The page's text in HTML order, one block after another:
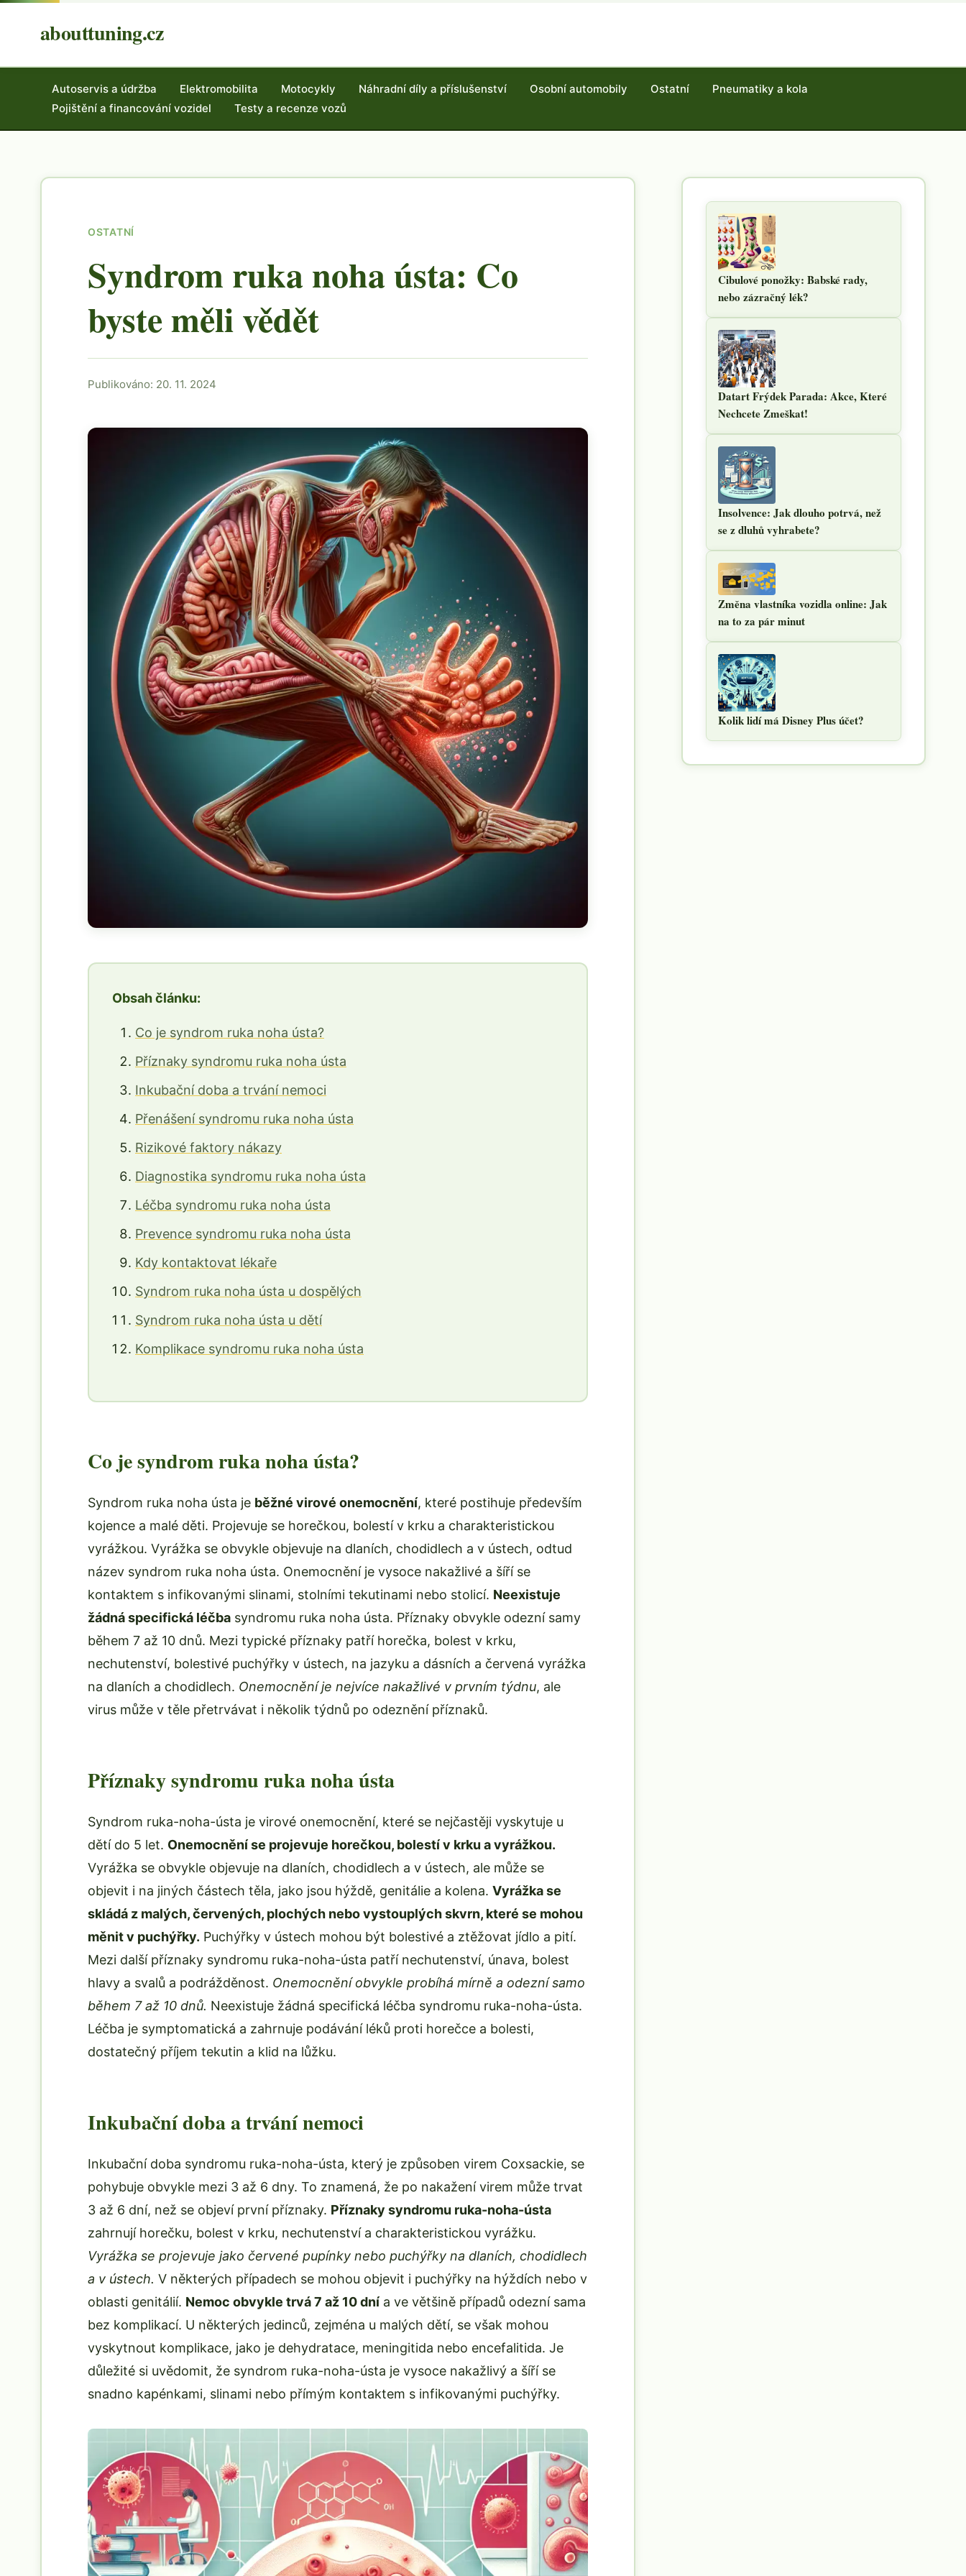
abouttuning.cz
Autoservis a údržba Elektromobilita Motocykly Náhradní díly a příslušenství Osobní automobily Ostatní
Pneumatiky a kola
Pojištění a financování vozidel
Testy a recenze vozů
OSTATNÍ
Syndrom ruka noha ústa: Co
byste měli vědět
Publikováno: 20. 11. 2024
Obsah článku:
Co je syndrom ruka noha ústa?
Příznaky syndromu ruka noha ústa
Inkubační doba a trvání nemoci
Přenášení syndromu ruka noha ústa
Rizikové faktory nákazy
Diagnostika syndromu ruka noha ústa
Léčba syndromu ruka noha ústa
Prevence syndromu ruka noha ústa
Kdy kontaktovat lékaře
Syndrom ruka noha ústa u dospělých
Syndrom ruka noha ústa u dětí
Komplikace syndromu ruka noha ústa
Co je syndrom ruka noha ústa?
Syndrom ruka noha ústa je běžné virové onemocnění, které postihuje především
kojence a malé děti. Projevuje se horečkou, bolestí v krku a charakteristickou
vyrážkou. Vyrážka se obvykle objevuje na dlaních, chodidlech a v ústech, odtud
název syndrom ruka noha ústa. Onemocnění je vysoce nakažlivé a šíří se
kontaktem s infikovanými slinami, stolními tekutinami nebo stolicí. Neexistuje
žádná specifická léčba syndromu ruka noha ústa. Příznaky obvykle odezní samy
během 7 až 10 dnů. Mezi typické příznaky patří horečka, bolest v krku,
nechutenství, bolestivé puchýřky v ústech, na jazyku a dásních a červená vyrážka
na dlaních a chodidlech. Onemocnění je nejvíce nakažlivé v prvním týdnu, ale
virus může v těle přetrvávat i několik týdnů po odeznění příznaků.
Příznaky syndromu ruka noha ústa
Syndrom ruka-noha-ústa je virové onemocnění, které se nejčastěji vyskytuje u
dětí do 5 let. Onemocnění se projevuje horečkou, bolestí v krku a vyrážkou.
Vyrážka se obvykle objevuje na dlaních, chodidlech a v ústech, ale může se
objevit i na jiných částech těla, jako jsou hýždě, genitálie a kolena. Vyrážka se
skládá z malých, červených, plochých nebo vystouplých skvrn, které se mohou
měnit v puchýřky. Puchýřky v ústech mohou být bolestivé a ztěžovat jídlo a pití.
Mezi další příznaky syndromu ruka-noha-ústa patří nechutenství, únava, bolest
hlavy a svalů a podrážděnost. Onemocnění obvykle probíhá mírně a odezní samo
během 7 až 10 dnů. Neexistuje žádná specifická léčba syndromu ruka-noha-ústa.
Léčba je symptomatická a zahrnuje podávání léků proti horečce a bolesti,
dostatečný příjem tekutin a klid na lůžku.
Inkubační doba a trvání nemoci
Inkubační doba syndromu ruka-noha-ústa, který je způsoben virem Coxsackie, se
pohybuje obvykle mezi 3 až 6 dny. To znamená, že po nakažení virem může trvat
3 až 6 dní, než se objeví první příznaky. Příznaky syndromu ruka-noha-ústa
zahrnují horečku, bolest v krku, nechutenství a charakteristickou vyrážku.
Vyrážka se projevuje jako červené pupínky nebo puchýřky na dlaních, chodidlech
a v ústech. V některých případech se mohou objevit i puchýřky na hýždích nebo v
oblasti genitálií. Nemoc obvykle trvá 7 až 10 dní a ve většině případů odezní sama
bez komplikací. U některých jedinců, zejména u malých dětí, se však mohou
vyskytnout komplikace, jako je dehydratace, meningitida nebo encefalitida. Je
důležité si uvědomit, že syndrom ruka-noha-ústa je vysoce nakažlivý a šíří se
snadno kapénkami, slinami nebo přímým kontaktem s infikovanými puchýřky.
Cibulové ponožky: Babské rady,
nebo zázračný lék?
Datart Frýdek Parada: Akce, Které
Nechcete Zmeškat!
Insolvence: Jak dlouho potrvá, než
se z dluhů vyhrabete?
Změna vlastníka vozidla online: Jak
na to za pár minut
Kolik lidí má Disney Plus účet?